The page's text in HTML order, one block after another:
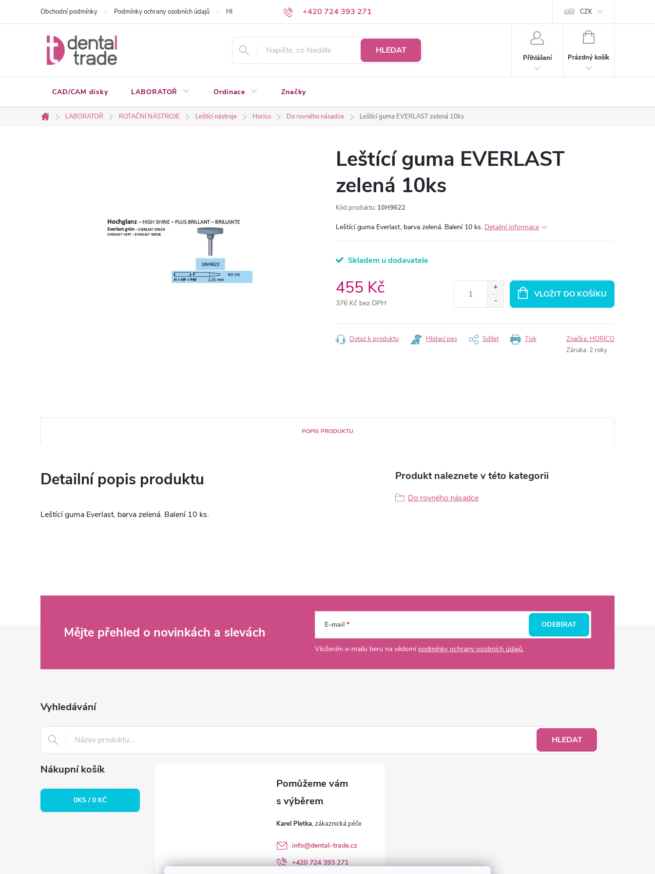
+420 724 393 271
Obchodní podmínky Podmínky ochrany osobních údajů Hledáte a nenacházíte? Napište nám CZK
HLEDAT
Přihlášení
NÁKUPNÍ
Prázdný košík
CAD/CAM disky LABORATOŘ Ordinace Značky
Domů
LABORATOŘ ROTAČNÍ NÁSTROJE Leštící nástroje Horico Do rovného násadce Leštící guma EVERLAST zelená 10ks
Leštící guma EVERLAST
zelená 10ks
Kód produktu: 10H9622
Leštící guma Everlast, barva zelená. Balení 10 ks. Detailní informace
Skladem u dodavatele
455 Kč
376 Kč bez DPH
cena:
VLOŽIT DO KOŠÍKU
Tisk
Dotaz k produktu Hlídací pes Sdílet Značka: HORICO
Záruka: 2 roky
POPIS PRODUKTU
Detailní popis produktu
Leštící guma Everlast, barva zelená. Balení 10 ks.
Produkt naleznete v této kategorii
Do rovného násadce
Mějte přehled o novinkách a slevách E-mail
Vložením e-mailu beru na vědomí podmínky ochrany osobních údajů.
ODEBÍRAT
Vyhledávání
HLEDAT
Nákupní košík
0KS /0 KČ
Karel Pletka
info@dental-trade.cz
+420 724 393 271